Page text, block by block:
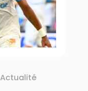
Actualité